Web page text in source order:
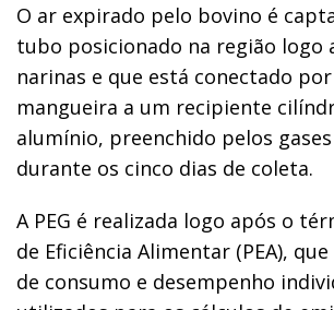
O ar expirado pelo bovino é
tubo posicionado na região logo
narinas e que está conectado
mangueira a um recipiente
alumínio, preenchido pelos
durante os cinco dias de coleta.
A PEG é realizada logo após o
de Eficiência Alimentar (PEA),
de consumo e desempenho